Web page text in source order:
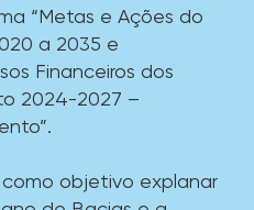
“Metas e Ações do
a 2035 e
Financeiros dos
2024-2027 –
objetivo explanar